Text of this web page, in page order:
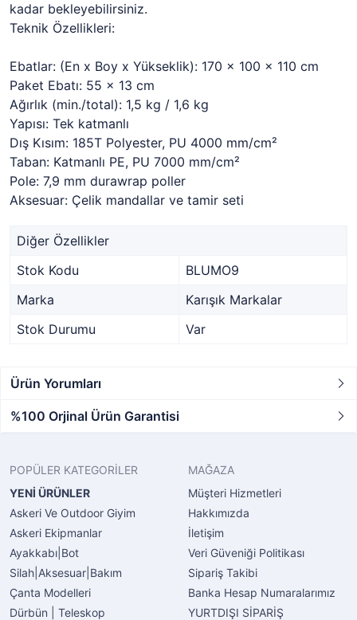
kadar bekleyebilirsiniz.
Teknik Özellikleri:
Ebatlar: (En x Boy x Yükseklik): 170 x 100 x 110 cm
Paket Ebatı: 55 x 13 cm
Ağırlık (min./total): 1,5 kg / 1,6 kg
Yapısı: Tek katmanlı
Dış Kısım: 185T Polyester, PU 4000 mm/cm²
Taban: Katmanlı PE, PU 7000 mm/cm²
Pole: 7,9 mm durawrap poller
Aksesuar: Çelik mandallar ve tamir seti
Diğer Özellikler
Stok Kodu
BLUMO9
Marka
Karışık Markalar
Stok Durumu
Var
Ürün Yorumları
%100 Orjinal Ürün Garantisi
POPÜLER KATEGORİLER
YENİ ÜRÜNLER
Askeri Ve Outdoor Giyim
Askeri Ekipmanlar
Ayakkabı|Bot
Silah|Aksesuar|Bakım
Çanta Modelleri
Dürbün | Teleskop
MAĞAZA
Müşteri Hizmetleri
Hakkımızda
İletişim
Veri Güveniği Politikası
Sipariş Takibi
Banka Hesap Numaralarımız
YURTDIŞI SİPARİŞ